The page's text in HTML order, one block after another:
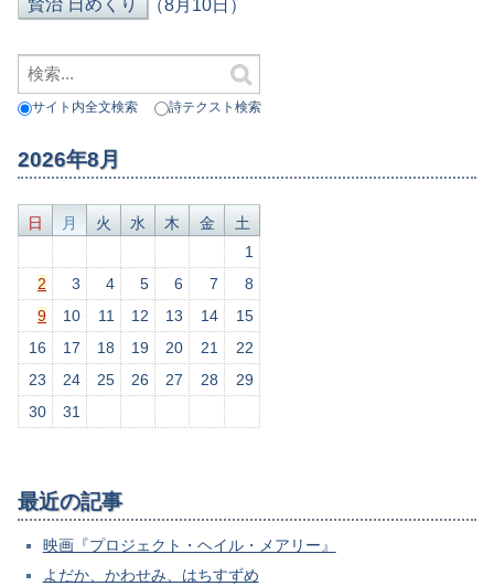
（8月10日）
サイト内全文検索 詩テクスト検索
2026年8月
日 月 火 水 木 金
土
1
2
3 4 5 6 7
8
9
10 11 12 13 14
15
16
17 18 19 20 21
22
23
24 25 26 27 28
29
30
31
最近の記事
映画『プロジェクト・ヘイル・メアリー』
よだか、かわせみ、はちすずめ